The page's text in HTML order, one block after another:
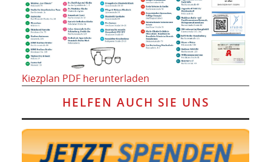
Kiezplan PDF herunterladen
HELFEN AUCH SIE UNS